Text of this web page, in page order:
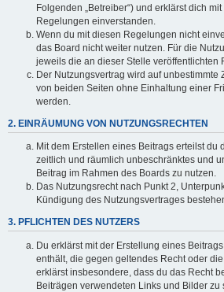
Folgenden „Betreiber“) und erklärst dich
Regelungen einverstanden.
Wenn du mit diesen Regelungen nicht
das Board nicht weiter nutzen. Für die
jeweils die an dieser Stelle veröffentlichten
Der Nutzungsvertrag wird auf unbestimmte
von beiden Seiten ohne Einhaltung einer
werden.
2. EINRÄUMUNG VON NUTZUNGSRECHTEN
Mit dem Erstellen eines Beitrags erteilst du
zeitlich und räumlich unbeschränktes und
Beitrag im Rahmen des Boards zu nutzen.
Das Nutzungsrecht nach Punkt 2,
Kündigung des Nutzungsvertrages
3. PFLICHTEN DES NUTZERS
Du erklärst mit der Erstellung eines
enthält, die gegen geltendes Recht oder
erklärst insbesondere, dass du das Recht
Beiträgen verwendeten Links und Bilder zu